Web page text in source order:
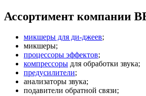
Ассортимент компании
микшеры для ди-джеев;
микшеры;
процессоры эффектов;
компрессоры для обработки звука;
предусилители;
анализаторы звука;
подавители обратной связи;